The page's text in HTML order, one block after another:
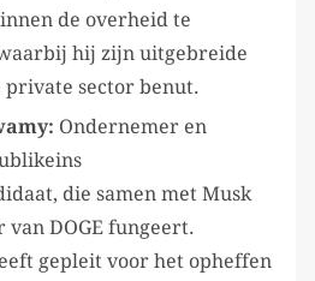
de overheid te
hij zijn uitgebreide
sector benut.
Ondernemer en
die samen met Musk
van DOGE fungeert.
gepleit voor het opheffen